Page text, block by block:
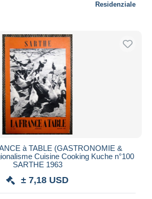
Residenziale
à TABLE (GASTRONOMIE &
Cuisine Cooking Kuche n°100
SARTHE 1963
± 7,18 USD